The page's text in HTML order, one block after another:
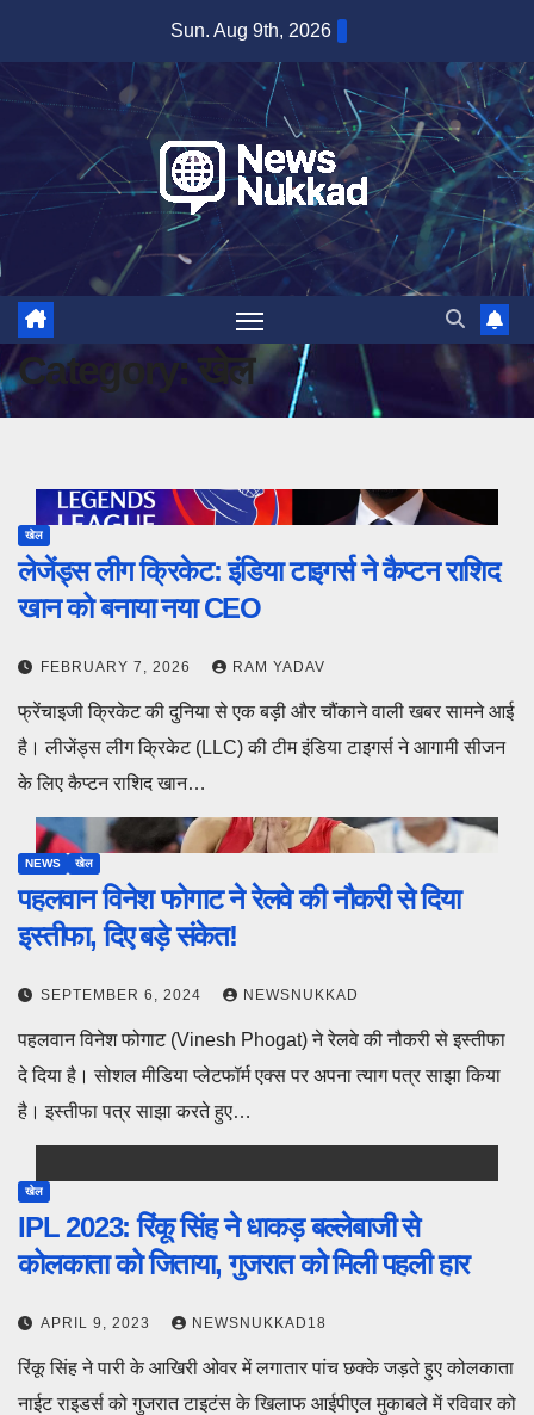
content
Sun. Aug 9th, 2026
Category:खेल
खेल
लेजेंड्स लीग क्रिकेट: इंडिया टाइगर्स ने कैप्टन राशिद
खान को बनाया नया CEO
FEBRUARY 7, 2026 RAM YADAV
फ्रेंचाइजी क्रिकेट की दुनिया से एक बड़ी और चौंकाने वाली खबर सामने आई
है। लीजेंड्स लीग क्रिकेट (LLC) की टीम इंडिया टाइगर्स ने आगामी सीजन
के लिए कैप्टन राशिद खान…
NEWS खेल
पहलवान विनेश फोगाट ने रेलवे की नौकरी से दिया
इस्तीफा, दिए बड़े संकेत!
SEPTEMBER 6, 2024 NEWSNUKKAD
पहलवान विनेश फोगाट (Vinesh Phogat) ने रेलवे की नौकरी से इस्तीफा
दे दिया है। सोशल मीडिया प्लेटफॉर्म एक्स पर अपना त्याग पत्र साझा किया
है। इस्तीफा पत्र साझा करते हुए…
खेल
IPL 2023: रिंकू सिंह ने धाकड़ बल्लेबाजी से
कोलकाता को जिताया, गुजरात को मिली पहली हार
APRIL 9, 2023 NEWSNUKKAD18
रिंकू सिंह ने पारी के आखिरी ओवर में लगातार पांच छक्के जड़ते हुए कोलकाता
नाईट राइडर्स को गुजरात टाइटंस के खिलाफ आईपीएल मुकाबले में रविवार को